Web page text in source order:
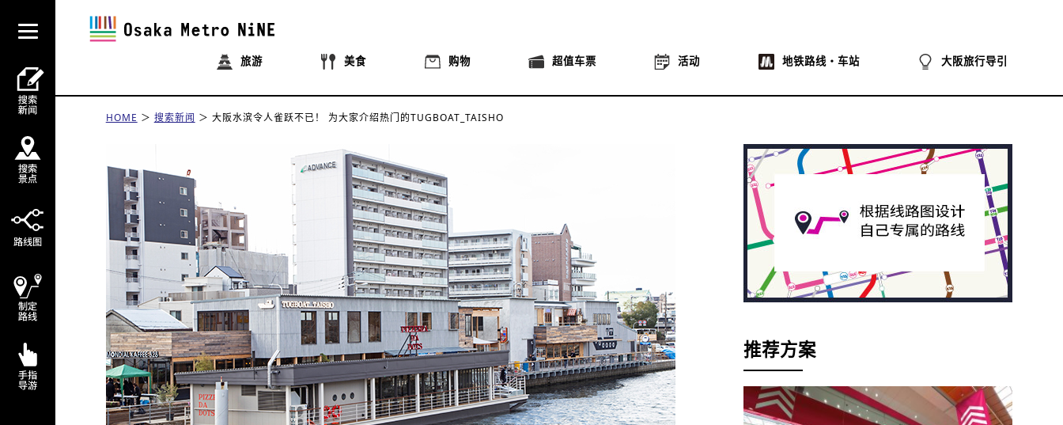
旅游 美食 购物 超值车票 活动 地铁路线・车站 大阪旅行导引
HOME 搜索新闻 大阪水滨令人雀跃不已！ 为大家介绍热门的TUGBOAT_TAISHO
推荐方案